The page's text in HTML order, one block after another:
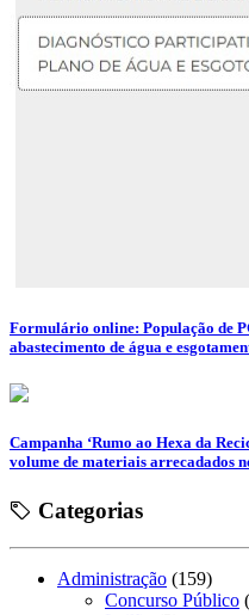
Formulário online: População de
abastecimento de água e
Campanha ‘Rumo ao Hexa da
volume de materiais arrecadados
Categorias
Administração (159)
Concurso Público